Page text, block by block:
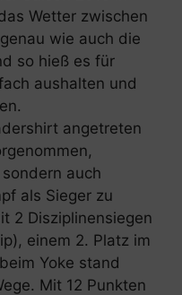
Wetter zwischen
wie auch die
so hieß es für
aushalten und
angetreten
auch
als Sieger zu
2 Disziplinensiegen
einem 2. Platz im
Yoke stand
Mit 12 Punkten